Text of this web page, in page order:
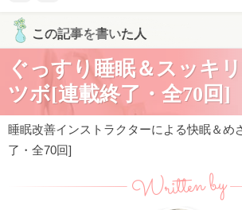
この記事を書いた人
ぐっすり睡眠＆スッキ
ツボ[連載終了・全70回]
睡眠改善インストラクターによる快眠＆め
了・全70回]
Written by